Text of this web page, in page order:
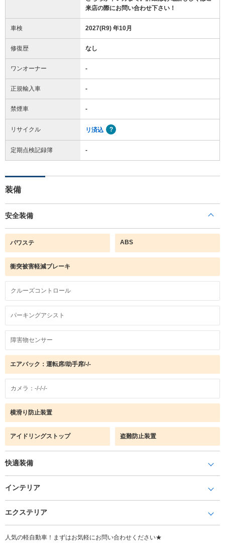
来店の際にお問い合わせ下さい！
車検 2027(R9) 年10月
修復歴 なし
ワンオーナー -
正規輸入車 -
禁煙車 -
リサイクル リ済込
定期点検記録簿 -
装備
安全装備
パワステ ABS
衝突被害軽減ブレーキ
クルーズコントロール
パーキングアシスト
障害物センサー
エアバック：運転席/助手席/-/-
カメラ：-/-/-/-
横滑り防止装置
アイドリングストップ 盗難防止装置
快適装備
インテリア
エクステリア
人気の軽自動車！まずはお気軽にお問い合わせください★